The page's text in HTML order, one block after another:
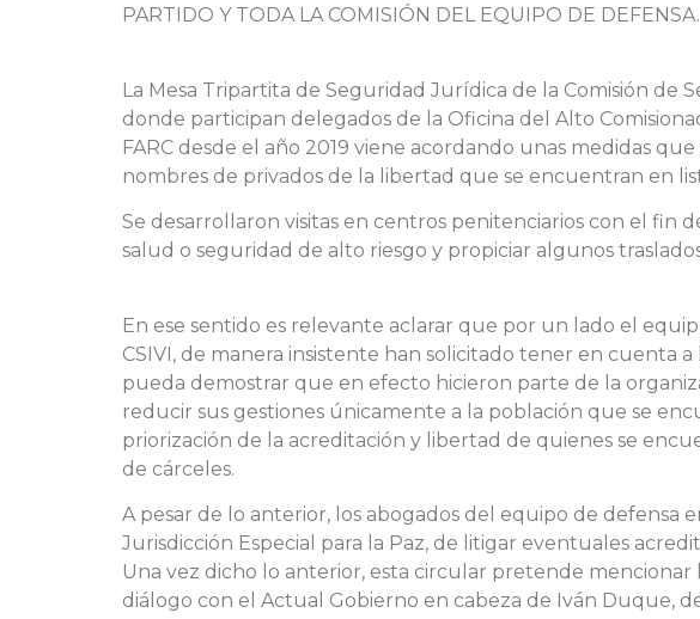
PARTIDO Y TODA LA COMISIÓN DEL EQUIPO DE DEFENSA.
La Mesa Tripartita de Seguridad Jurídica de la Comisión de
donde participan delegados de la Oficina del Alto
FARC desde el año 2019 viene acordando unas medidas
nombres de privados de la libertad que se encuentran en
Se desarrollaron visitas en centros penitenciarios con el fin
salud o seguridad de alto riesgo y propiciar algunos
En ese sentido es relevante aclarar que por un lado el
CSIVI, de manera insistente han solicitado tener en cuenta
pueda demostrar que en efecto hicieron parte de la
reducir sus gestiones únicamente a la población que se
priorización de la acreditación y libertad de quienes se
de cárceles.
A pesar de lo anterior, los abogados del equipo de defensa
Jurisdicción Especial para la Paz, de litigar eventuales
Una vez dicho lo anterior, esta circular pretende
diálogo con el Actual Gobierno en cabeza de Iván Duque,